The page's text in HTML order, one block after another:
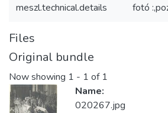
meszl.technical.details fotó
Files
Original bundle
Now showing 1 - 1 of 1
Name:
020267.jpg